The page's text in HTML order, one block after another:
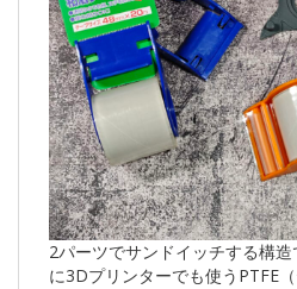
2パーツでサンドイッチする構
に3Dプリンターでも使うPTFE